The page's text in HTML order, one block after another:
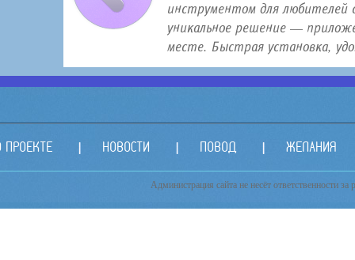
инструментом для любителей
уникальное решение —
месте. Быстрая установка,
ПРОЕКТЕ НОВОСТИ ПОВОД ЖЕЛАНИЯ
Администрация сайта не несёт ответственности